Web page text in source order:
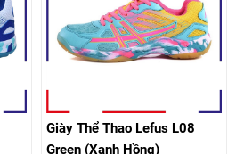
Giày Thể Thao Lefus L08
Green (Xanh Hồng)